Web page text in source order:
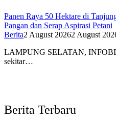
Panen Raya 50 Hektare di
Pangan dan Serap Aspirasi Petani
Berita2 August 20262 August
LAMPUNG SELATAN,
sekitar…
Berita Terbaru